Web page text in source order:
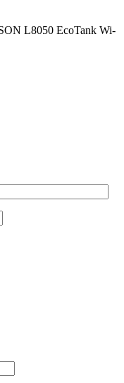
L8050 EcoTank Wi-